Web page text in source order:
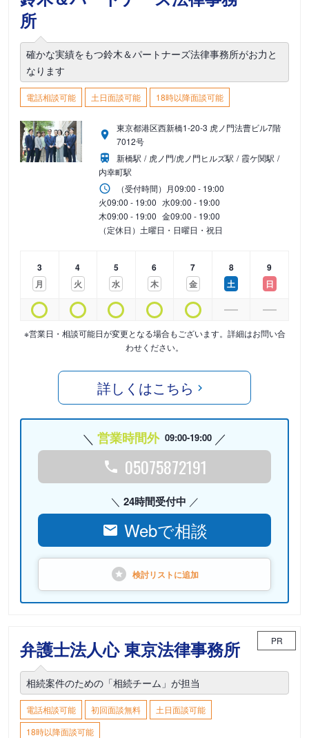
所
確かな実績をもつ鈴木＆パートナーズ法律事務所がお力と
なります
電話相談可能 土日面談可能 18時以降面談可能
東京都港区西新橋1-20-3 虎ノ門法曹ビル7階
7012号
新橋駅
虎ノ門/虎ノ門ヒルズ駅
霞ケ関駅
内幸町駅
（受付時間） 月09:00 - 19:00
火09:00 - 19:00 水09:00 - 19:00
木09:00 - 19:00 金09:00 - 19:00
（定休日）土曜日・日曜日・祝日
3
月
4
火
5
水
6
木
7
金
8
土
9
日
※営業日・相談可能日が変更となる場合もございます。詳細はお問い合
わせください。
詳しくはこちら
営業時間外 09:00-19:00
05075872191
24時間受付中
Webで相談
検討リストに追加
弁護士法人心 東京法律事務所 PR
相続案件のための「相続チーム」が担当
電話相談可能 初回面談無料
土日面談可能
18時以降面談可能